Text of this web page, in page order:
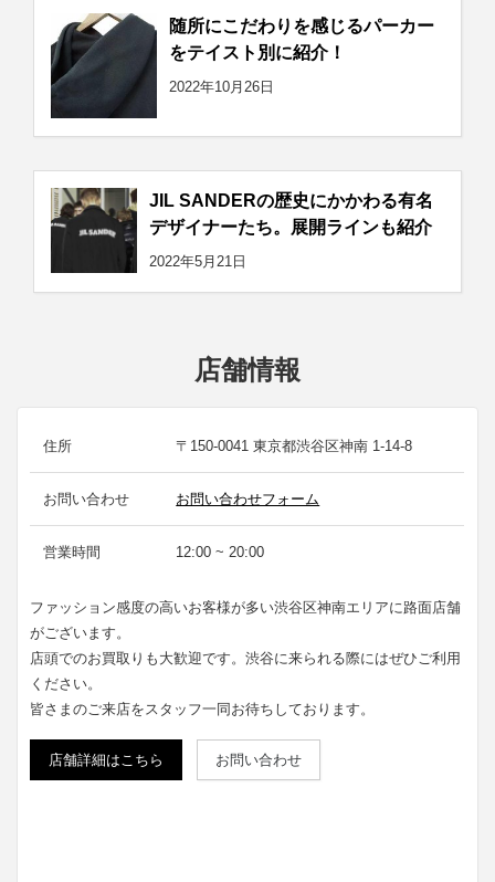
随所にこだわりを感じるパーカー
をテイスト別に紹介！
2022年10月26日
JIL SANDERの歴史にかかわる有名
デザイナーたち。展開ラインも紹介
2022年5月21日
店舗情報
住所 〒150-0041 東京都渋谷区神南 1-14-8
お問い合わせ お問い合わせフォーム
営業時間 12:00 ~ 20:00
ファッション感度の高いお客様が多い渋谷区神南エリアに路面店舗
がございます。
店頭でのお買取りも大歓迎です。渋谷に来られる際にはぜひご利用
ください。
皆さまのご来店をスタッフ一同お待ちしております。
店舗詳細はこちら お問い合わせ